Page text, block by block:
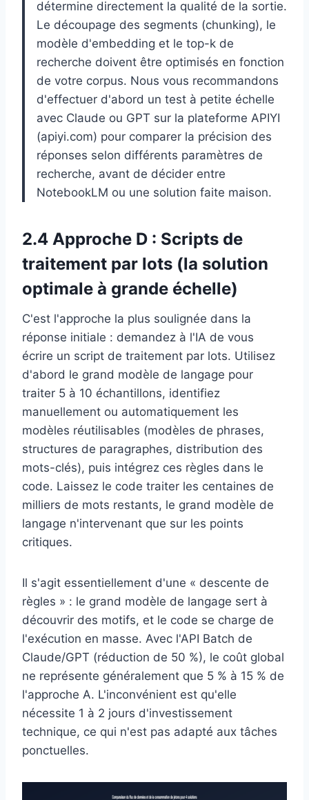
détermine directement la qualité de la sortie.
Le découpage des segments (chunking), le
modèle d'embedding et le top-k de
recherche doivent être optimisés en fonction
de votre corpus. Nous vous recommandons
d'effectuer d'abord un test à petite échelle
avec Claude ou GPT sur la plateforme APIYI
(apiyi.com) pour comparer la précision des
réponses selon différents paramètres de
recherche, avant de décider entre
NotebookLM ou une solution faite maison.
2.4 Approche D : Scripts de
traitement par lots (la solution
optimale à grande échelle)
C'est l'approche la plus soulignée dans la
réponse initiale : demandez à l'IA de vous
écrire un script de traitement par lots. Utilisez
d'abord le grand modèle de langage pour
traiter 5 à 10 échantillons, identifiez
manuellement ou automatiquement les
modèles réutilisables (modèles de phrases,
structures de paragraphes, distribution des
mots-clés), puis intégrez ces règles dans le
code. Laissez le code traiter les centaines de
milliers de mots restants, le grand modèle de
langage n'intervenant que sur les points
critiques.
Il s'agit essentiellement d'une « descente de
règles » : le grand modèle de langage sert à
découvrir des motifs, et le code se charge de
l'exécution en masse. Avec l'API Batch de
Claude/GPT (réduction de 50 %), le coût global
ne représente généralement que 5 % à 15 % de
l'approche A. L'inconvénient est qu'elle
nécessite 1 à 2 jours d'investissement
technique, ce qui n'est pas adapté aux tâches
ponctuelles.